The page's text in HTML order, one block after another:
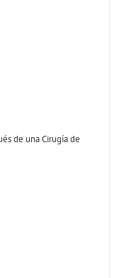
de una Cirugía de